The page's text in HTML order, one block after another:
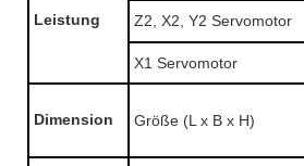
Leistung Z2, X2, Y2 Servomotor
X1 Servomotor
Dimension Größe (L x B x H)